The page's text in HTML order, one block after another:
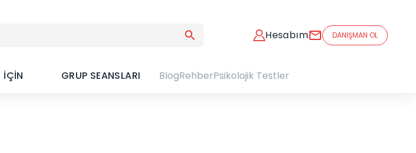
Hesabım DANIŞMAN OL
İÇİN GRUP SEANSLARI BlogRehberPsikolojik Testler